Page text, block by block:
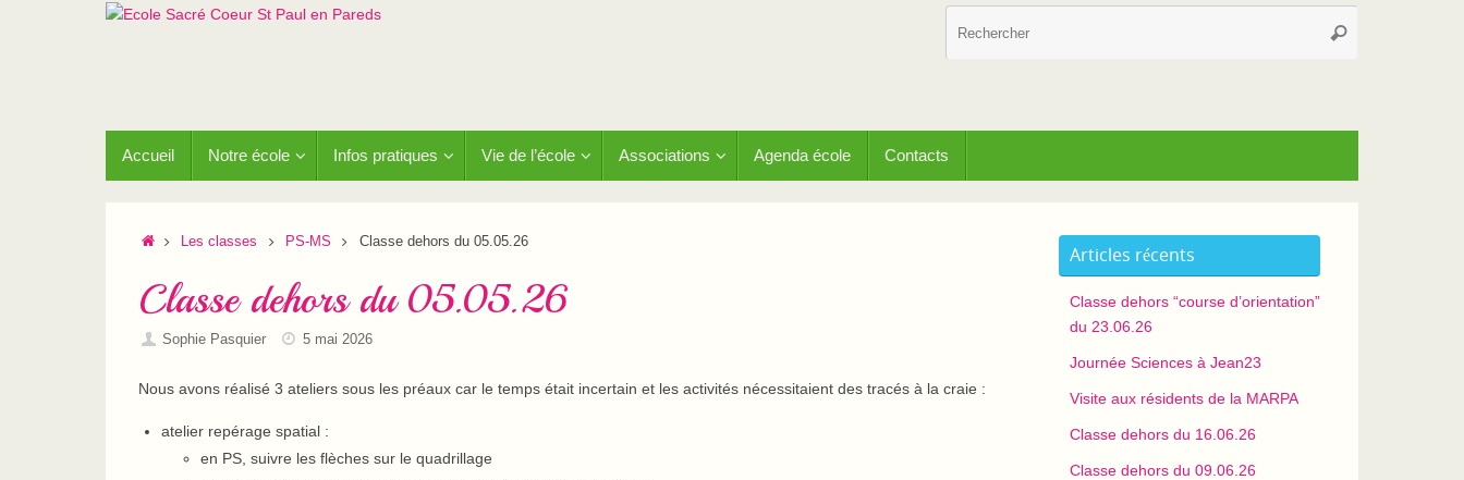
Rechercher
contenu
Accueil Notre école Infos pratiques Vie de l’école Associations Agenda école Contacts
AccueilLes classes PS-MS Classe dehors du 05.05.26
Classe dehors du 05.05.26
Sophie Pasquier 5 mai 2026
Nous avons réalisé 3 ateliers sous les préaux car le temps était incertain et les activités nécessitaient des tracés à la craie :
atelier repérage spatial :
en PS, suivre les flèches sur le quadrillage
Articles récents
Classe dehors “course d’orientation”
du 23.06.26
Journée Sciences à Jean23
Visite aux résidents de la MARPA
Classe dehors du 16.06.26
Classe dehors du 09.06.26